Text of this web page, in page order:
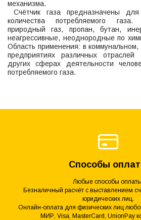
механизма.
Счётчик газа предназначены для
количества потребляемого
природный газ, пропан, бутан,
неагрессивные, неоднородные по
Область применения: в
предприятиях различных
других сферах деятельности
потребляемого газа.
Способы
Любые способы
Безналичный расчёт с выставлением
юридических лиц.
Онлайн-оплата для физических лиц
МИР, Visa, MasterCard, UnionPay